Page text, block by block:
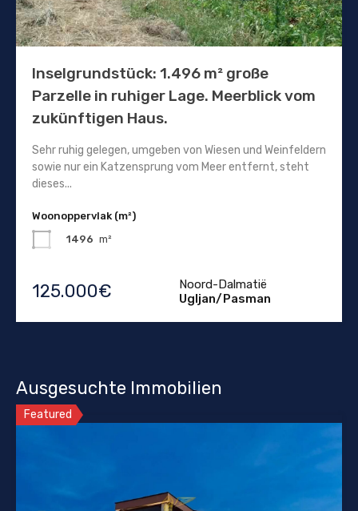
Inselgrundstück: 1.496 m² große
Parzelle in ruhiger Lage. Meerblick vom
zukünftigen Haus.
Sehr ruhig gelegen, umgeben von Wiesen und Weinfeldern
sowie nur ein Katzensprung vom Meer entfernt, steht
dieses...
Woonoppervlak (m²)
1496 m²
125.000€
Noord-Dalmatië
Ugljan/Pasman
Ausgesuchte Immobilien
Featured